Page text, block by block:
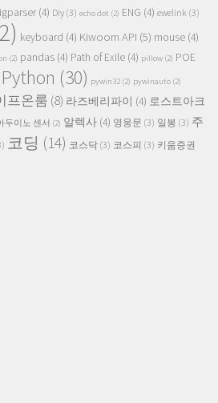
(4) Diy (3) echo dot (2) ENG (4) ewelink (3)
keyboard (4) Kiwoom API (5) mouse (4)
(2) pandas (4) Path of Exile (4) pillow (2) POE
Python (30) pywin32 (2) pywinauto (2)
프온룸 (8) 라즈베리파이 (4) 로스트아크
두이노 센서 (2) 알렉사 (4) 영웅문 (3) 일봉 (3) 주
코딩 (14) 코스닥 (3) 코스피 (3) 키움증권